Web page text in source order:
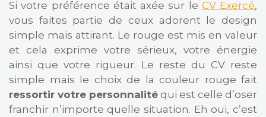
Si votre préférence était axée sur le CV Exercé,
vous faites partie de ceux adorent le design
simple mais attirant. Le rouge est mis en valeur
et cela exprime votre sérieux, votre énergie
ainsi que votre rigueur. Le reste du CV reste
simple mais le choix de la couleur rouge fait
ressortir votre personnalité qui est celle d’oser
franchir n’importe quelle situation. Eh oui, c’est